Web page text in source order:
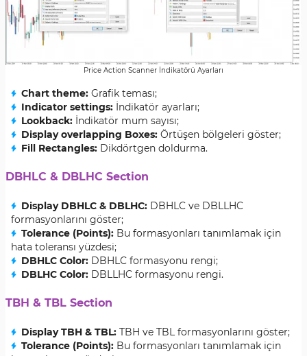
Price Action Scanner İndikatörü Ayarları
Chart theme: Grafik teması;
Indicator settings: İndikatör ayarları;
Lookback: İndikatör mum sayısı;
Display overlapping Boxes: Örtüşen bölgeleri göster;
Fill Rectangles: Dikdörtgen doldurma.
DBHLC & DBLHC Section
Display DBHLC & DBLHC: DBHLC ve DBLLHC
formasyonlarını göster;
Tolerance (Points): Bu formasyonları tanımlamak için
hata toleransı yüzdesi;
DBHLC Color: DBHLC formasyonu rengi;
DBLHC Color: DBLLHC formasyonu rengi.
TBH & TBL Section
Display TBH & TBL: TBH ve TBL formasyonlarını göster;
Tolerance (Points): Bu formasyonları tanımlamak için